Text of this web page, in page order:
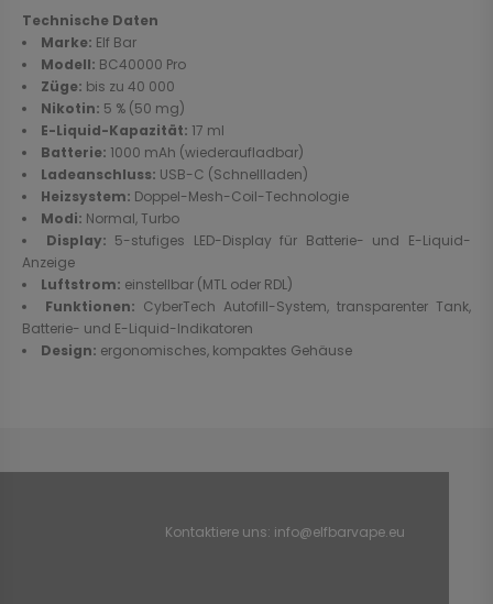
Technische Daten
Marke: Elf Bar
Modell: BC40000 Pro
Züge: bis zu 40 000
Nikotin: 5 % (50 mg)
E-Liquid-Kapazität: 17 ml
Batterie: 1000 mAh (wiederaufladbar)
Ladeanschluss: USB-C (Schnellladen)
Heizsystem: Doppel-Mesh-Coil-Technologie
Modi: Normal, Turbo
Display: 5-stufiges LED-Display für Batterie- und E-Liquid-
Anzeige
Luftstrom: einstellbar (MTL oder RDL)
Funktionen: CyberTech Autofill-System, transparenter Tank,
Batterie- und E-Liquid-Indikatoren
Design: ergonomisches, kompaktes Gehäuse
Kontaktiere uns: info@elfbarvape.eu